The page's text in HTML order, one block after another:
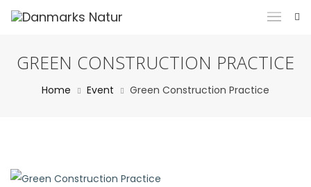
GREEN CONSTRUCTION PRACTICE
Home Event Green Construction Practice